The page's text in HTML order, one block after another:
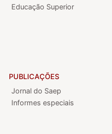
Educação Superior
PUBLICAÇÕES
Jornal do Saep
Informes especiais